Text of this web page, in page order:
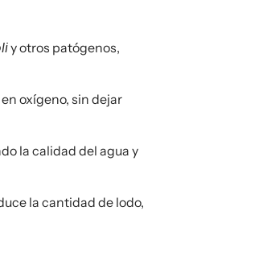
y otros patógenos,
oxígeno, sin dejar
la calidad del agua y
la cantidad de lodo,